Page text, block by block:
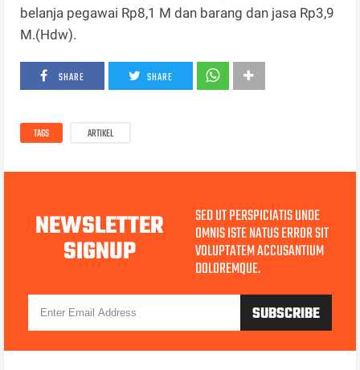
belanja pegawai Rp8,1 M dan barang dan jasa Rp3,9
M.(Hdw).
SHARE SHARE
TAGS ARTIKEL
NEWSLETTER
SIGNUP
SED UT PERSPICIATIS UNDE
OMNIS ISTE NATUS ERROR SIT
VOLUPTATEM ACCUSANTIUM
DOLOREMQUE.